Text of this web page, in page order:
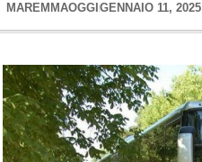
MAREMMAOGGI GENNAIO 11, 2025